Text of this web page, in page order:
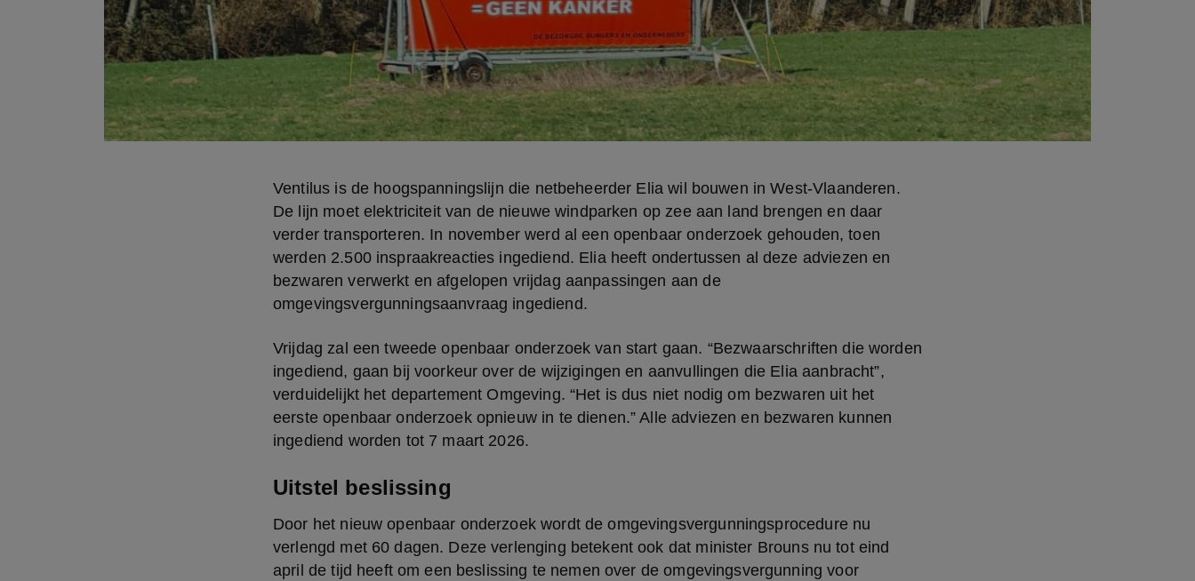
Ventilus is de hoogspanningslijn die netbeheerder Elia wil bouwen in West-Vlaanderen.
De lijn moet elektriciteit van de nieuwe windparken op zee aan land brengen en daar
verder transporteren. In november werd al een openbaar onderzoek gehouden, toen
werden 2.500 inspraakreacties ingediend. Elia heeft ondertussen al deze adviezen en
bezwaren verwerkt en afgelopen vrijdag aanpassingen aan de
omgevingsvergunningsaanvraag ingediend.
Vrijdag zal een tweede openbaar onderzoek van start gaan. “Bezwaarschriften die worden
ingediend, gaan bij voorkeur over de wijzigingen en aanvullingen die Elia aanbracht”,
verduidelijkt het departement Omgeving. “Het is dus niet nodig om bezwaren uit het
eerste openbaar onderzoek opnieuw in te dienen.” Alle adviezen en bezwaren kunnen
ingediend worden tot 7 maart 2026.
Uitstel beslissing
Door het nieuw openbaar onderzoek wordt de omgevingsvergunningsprocedure nu
verlengd met 60 dagen. Deze verlenging betekent ook dat minister Brouns nu tot eind
april de tijd heeft om een beslissing te nemen over de omgevingsvergunning voor